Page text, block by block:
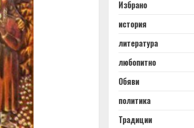
Избрано
история
литература
любопитно
Обяви
политика
Традиции